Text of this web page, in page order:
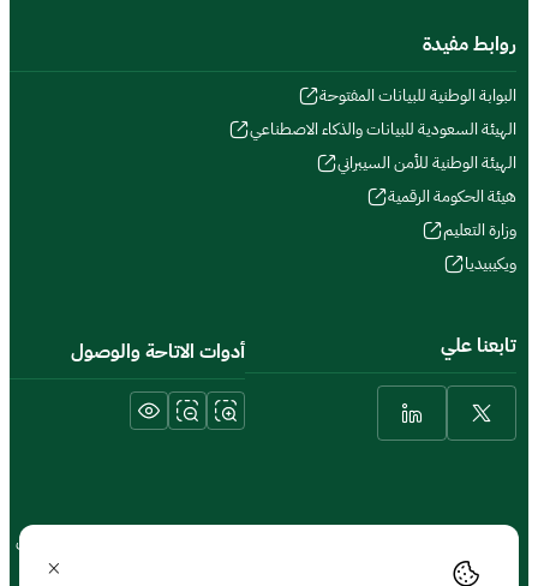
روابط مفيدة
البوابة الوطنية للبيانات المفتوحة
الهيئة السعودية للبيانات والذكاء الاصطناعي
الهيئة الوطنية للأمن السيبراني
هيئة الحكومة الرقمية
وزارة التعليم
ويكيبيديا
تابعنا علي أدوات الاتاحة والوصول
الموقع الجغرافي